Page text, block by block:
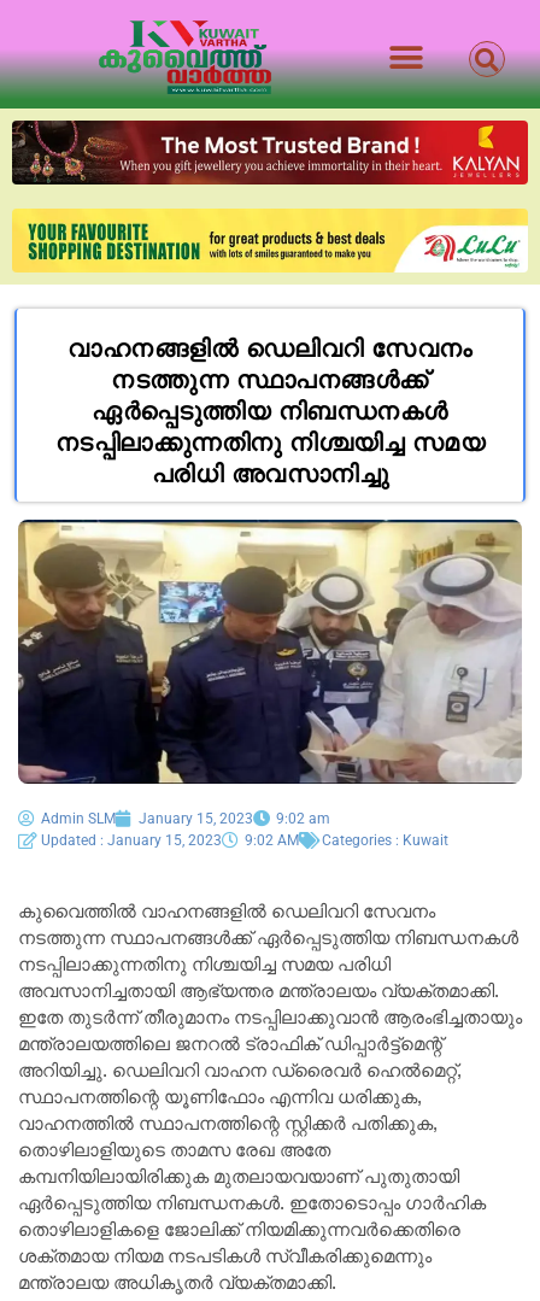
വാഹനങ്ങളിൽ ഡെലിവറി സേവനം
നടത്തുന്ന സ്ഥാപനങ്ങൾക്ക്
ഏർപ്പെടുത്തിയ നിബന്ധനകൾ
നടപ്പിലാക്കുന്നതിനു നിശ്ചയിച്ച സമയ
പരിധി അവസാനിച്ചു
Admin SLM January 15, 2023
9:02 am
Updated : January 15, 2023
9:02 AM Categories : Kuwait
കുവൈത്തിൽ വാഹനങ്ങളിൽ ഡെലിവറി സേവനം
നടത്തുന്ന സ്ഥാപനങ്ങൾക്ക് ഏർപ്പെടുത്തിയ നിബന്ധനകൾ
നടപ്പിലാക്കുന്നതിനു നിശ്ചയിച്ച സമയ പരിധി
അവസാനിച്ചതായി ആഭ്യന്തര മന്ത്രാലയം വ്യക്തമാക്കി.
ഇതേ തുടർന്ന് തീരുമാനം നടപ്പിലാക്കുവാൻ ആരംഭിച്ചതായും
മന്ത്രാലയത്തിലെ ജനറൽ ട്രാഫിക് ഡിപ്പാർട്ട്മെന്റ്
അറിയിച്ചു. ഡെലിവറി വാഹന ഡ്രൈവർ ഹെൽമെറ്റ്,
സ്ഥാപനത്തിന്റെ യൂണിഫോം എന്നിവ ധരിക്കുക,
വാഹനത്തിൽ സ്ഥാപനത്തിന്റെ സ്റ്റിക്കർ പതിക്കുക,
തൊഴിലാളിയുടെ താമസ രേഖ അതേ
കമ്പനിയിലായിരിക്കുക മുതലായവയാണ് പുതുതായി
ഏർപ്പെടുത്തിയ നിബന്ധനകൾ. ഇതോടൊപ്പം ഗാർഹിക
തൊഴിലാളികളെ ജോലിക്ക് നിയമിക്കുന്നവർക്കെതിരെ
ശക്തമായ നിയമ നടപടികൾ സ്വീകരിക്കുമെന്നും
മന്ത്രാലയ അധികൃതർ വ്യക്തമാക്കി.